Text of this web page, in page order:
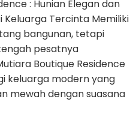
: Hunian Elegan dan
Keluarga Tercinta Memiliki
bangunan, tetapi
pesatnya
Boutique Residence
keluarga modern yang
mewah dengan suasana